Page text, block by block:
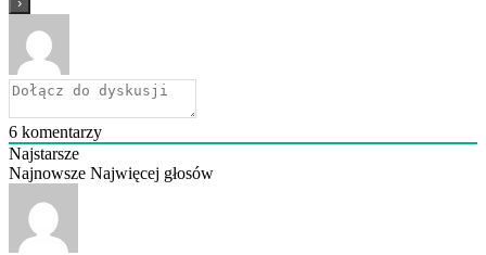
6 komentarzy
Najstarsze
Najnowsze Najwięcej głosów